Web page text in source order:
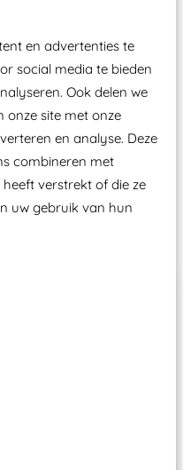
en advertenties te
social media te bieden
Ook delen we
onze site met onze
en analyse. Deze
combineren met
verstrekt of die ze
uw gebruik van hun
-plaatje en
een Nederlands
laten keuren zodat
Attractie- en